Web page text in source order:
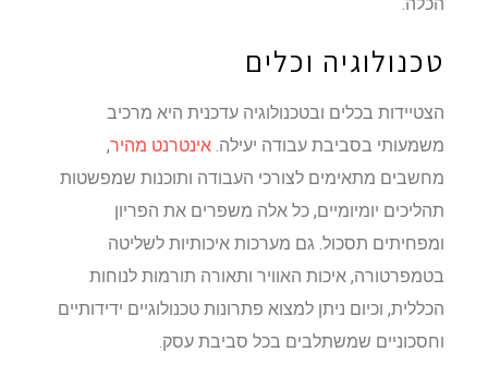
טכנולוגיה וכלים
הצטיידות בכלים ובטכנולוגיה עדכנית היא מרכיב
משמעותי בסביבת עבודה יעילה.אינטרנט מהיר,
מחשבים מתאימים לצורכי העבודה ותוכנות שמפשטות
תהליכים יומיומיים, כל אלה משפרים את הפריון
ומפחיתים תסכול. גם מערכות איכותיות לשליטה
בטמפרטורה, איכות האוויר ותאורה תורמות לנוחות
הכללית, וכיום ניתן למצוא פתרונות טכנולוגיים ידידותיים
וחסכוניים שמשתלבים בכל סביבת עסק.